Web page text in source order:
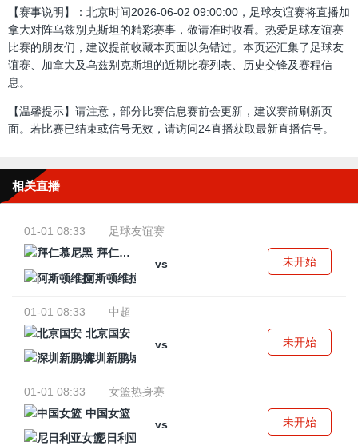
【赛事说明】：北京时间2026-06-02 09:00:00，足球友谊赛将直播加
拿大对阵乌兹别克斯坦的精彩赛事，敬请准时收看。热爱足球友谊赛
比赛的朋友们，建议提前收藏本页面以免错过。本页还汇集了足球友
谊赛、加拿大及乌兹别克斯坦的近期比赛列表、历史交锋及赛程信
息。
【温馨提示】请注意，部分比赛信息赛前会更新，建议赛前刷新页
面。若比赛已结束或信号无效，请访问24直播获取最新直播信号。
相关直播
01-01 08:33
足球友谊赛
拜仁慕尼黑
vs
阿斯顿维拉
未开始
01-01 08:33
中超
北京国安
vs
深圳新鹏城
未开始
01-01 08:33
女篮热身赛
中国女篮
vs
尼日利亚女篮
未开始